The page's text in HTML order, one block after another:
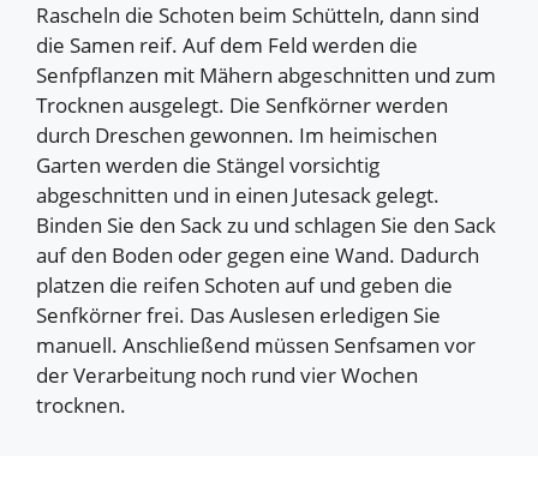
Rascheln die Schoten beim Schütteln, dann sind
die Samen reif. Auf dem Feld werden die
Senfpflanzen mit Mähern abgeschnitten und zum
Trocknen ausgelegt. Die Senfkörner werden
durch Dreschen gewonnen. Im heimischen
Garten werden die Stängel vorsichtig
abgeschnitten und in einen Jutesack gelegt.
Binden Sie den Sack zu und schlagen Sie den Sack
auf den Boden oder gegen eine Wand. Dadurch
platzen die reifen Schoten auf und geben die
Senfkörner frei. Das Auslesen erledigen Sie
manuell. Anschließend müssen Senfsamen vor
der Verarbeitung noch rund vier Wochen
trocknen.